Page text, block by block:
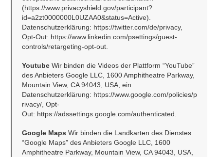
(https://www.privacyshield.gov/participant?
id=a2zt0000000L0UZAA0&status=Active).
Datenschutzerklärung: https://twitter.com/de/privacy,
Opt-Out: https://www.linkedin.com/psettings/guest-
controls/retargeting-opt-out
Youtube Wir binden die Videos der Plattform “YouTube”
des Anbieters Google LLC, 1600 Amphitheatre Parkway,
Mountain View, CA 94043, USA, ein.
Datenschutzerklärung: https://www.google.com/policies/p
rivacy/ , Opt-
Out: https://adssettings.google.com/authenticated
Google Maps Wir binden die Landkarten des Dienstes
“Google Maps” des Anbieters Google LLC, 1600
Amphitheatre Parkway, Mountain View, CA 94043, USA,